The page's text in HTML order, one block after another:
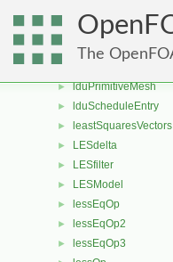
The
► LduMatrix
► lduMatrix
►
► lduPrimitiveMesh
► lduScheduleEntry
► leastSquaresVectors
► LESdelta
► LESfilter
► LESModel
► lessEqOp
► lessEqOp2
► lessEqOp3